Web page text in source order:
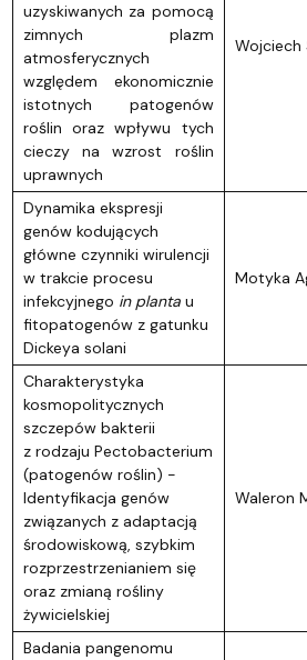
uzyskiwanych za pomocą
zimnych plazm
atmosferycznych
względem ekonomicznie
istotnych patogenów
roślin oraz wpływu tych
cieczy na wzrost roślin
uprawnych
Wojciech
Dynamika ekspresji
genów kodujących
główne czynniki wirulencji
w trakcie procesu
infekcyjnego in plantau
fitopatogenów z gatunku
Dickeya solani
Motyka
Charakterystyka
kosmopolitycznych
szczepów bakterii
z rodzaju Pectobacterium
(patogenów roślin) -
Identyfikacja genów
związanych z adaptacją
środowiskową, szybkim
rozprzestrzenianiem się
oraz zmianą rośliny
żywicielskiej
Waleron
Badania pangenomu